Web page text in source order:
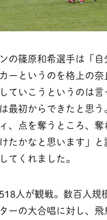
の篠原和希選手は「自
ーというのを格上の奈
ていこうというのは言
最初からできたと思う
、点を奪うところ、
たかなと思います」と
てくれました。
人が観戦。数百人規
ーの大合唱に対し、飛